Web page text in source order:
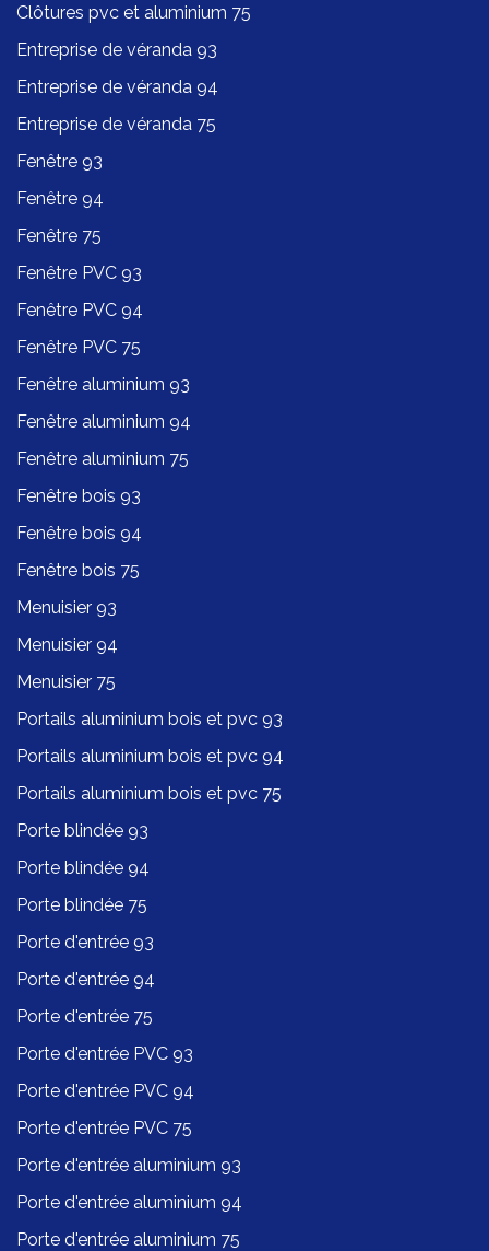
Clôtures pvc et aluminium 75
Entreprise de véranda 93
Entreprise de véranda 94
Entreprise de véranda 75
Fenêtre 93
Fenêtre 94
Fenêtre 75
Fenêtre PVC 93
Fenêtre PVC 94
Fenêtre PVC 75
Fenêtre aluminium 93
Fenêtre aluminium 94
Fenêtre aluminium 75
Fenêtre bois 93
Fenêtre bois 94
Fenêtre bois 75
Menuisier 93
Menuisier 94
Menuisier 75
Portails aluminium bois et pvc 93
Portails aluminium bois et pvc 94
Portails aluminium bois et pvc 75
Porte blindée 93
Porte blindée 94
Porte blindée 75
Porte d'entrée 93
Porte d'entrée 94
Porte d'entrée 75
Porte d'entrée PVC 93
Porte d'entrée PVC 94
Porte d'entrée PVC 75
Porte d'entrée aluminium 93
Porte d'entrée aluminium 94
Porte d'entrée aluminium 75